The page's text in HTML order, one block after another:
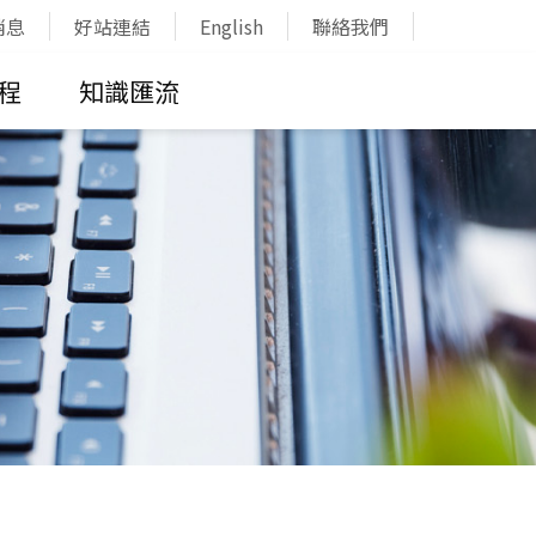
息 好站連結 English 聯絡我們
知識匯流